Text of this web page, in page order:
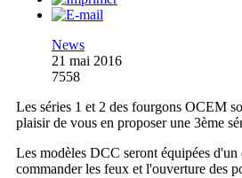
News
21 mai 2016
7558
Les séries 1 et 2 des fourgons OCEM
plaisir de vous en proposer une 3ème
Les modèles DCC seront équipées
commander les feux et l'ouverture des